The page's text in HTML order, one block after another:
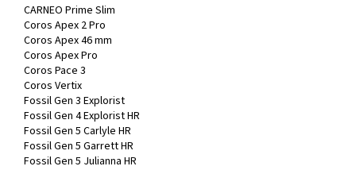
CARNEO Prime Slim
Coros Apex 2 Pro
Coros Apex 46 mm
Coros Apex Pro
Coros Pace 3
Coros Vertix
Fossil Gen 3 Explorist
Fossil Gen 4 Explorist HR
Fossil Gen 5 Carlyle HR
Fossil Gen 5 Garrett HR
Fossil Gen 5 Julianna HR